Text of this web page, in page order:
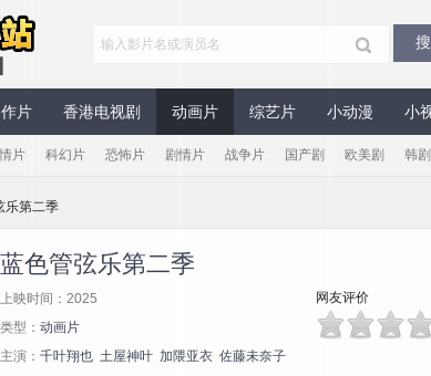
片 香港电视剧 动画片 综艺片 小动漫 小
片 科幻片 恐怖片 剧情片 战争片 国产剧 欧美剧 韩剧
乐第二季
蓝色管弦乐第二季
上映时间：2025
类型： 动画片
主演： 千叶翔也 土屋神叶 加隈亚衣 佐藤未奈子
网友评价